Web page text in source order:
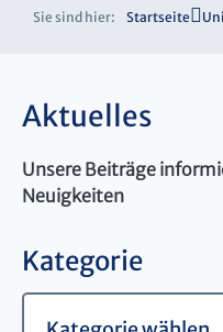
Sie sind hier: Startseite
Aktuelles
Unsere Beiträge
Neuigkeiten
Kategorie